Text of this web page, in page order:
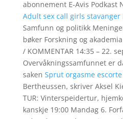
abonnement E-Avis Podkast
Adult sex call girls stavanger
Samfunn og politikk
bøker Forskning og
/ KOMMENTAR 14:35 – 22.
Overvåkningssamfunnet er
saken Sprut orgasme
Bertheussen, skriver Aksel
TUR: Vinterspeidertur,
kanskje 19:00 Mandag 6.